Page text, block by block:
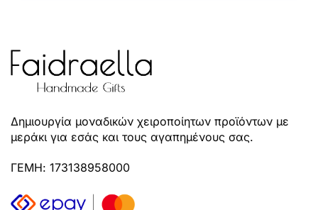
Δημιουργία μοναδικών χειροποίητων προϊόντων με
μεράκι για εσάς και τους αγαπημένους σας.
ΓΕΜΗ: 173138958000